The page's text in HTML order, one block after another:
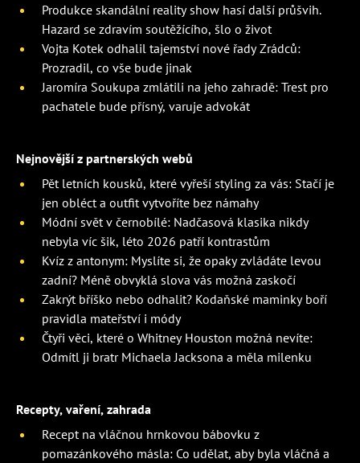
Produkce skandální reality show hasí další průšvih.
Hazard se zdravím soutěžícího, šlo o život
Vojta Kotek odhalil tajemství nové řady Zrádců:
Prozradil, co vše bude jinak
Jaromíra Soukupa zmlátili na jeho zahradě: Trest pro
pachatele bude přísný, varuje advokát
Nejnovější z partnerských webů
Pět letních kousků, které vyřeší styling za vás: Stačí je
jen obléct a outfit vytvoříte bez námahy
Módní svět v černobílé: Nadčasová klasika nikdy
nebyla víc šik, léto 2026 patří kontrastům
Kvíz z antonym: Myslíte si, že opaky zvládáte levou
zadní? Méně obvyklá slova vás možná zaskočí
Zakrýt bříško nebo odhalit? Kodaňské maminky boří
pravidla mateřství i módy
Čtyři věci, které o Whitney Houston možná nevíte:
Odmítl ji bratr Michaela Jacksona a měla milenku
Recepty, vaření, zahrada
Recept na vláčnou hrnkovou bábovku z
pomazánkového másla: Co udělat, aby byla vláčná a